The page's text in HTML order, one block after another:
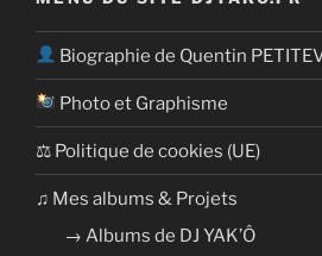
Biographie de Quentin
Photo et Graphisme
⚖ Politique de cookies (UE)
​​♫ Mes albums & Projets
→ Albums de DJ YAK’Ô